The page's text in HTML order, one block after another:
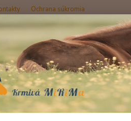
Ochrana súkromia
Hľadať
St. HIPPOLYT Equigard Müsli 20
20 kg